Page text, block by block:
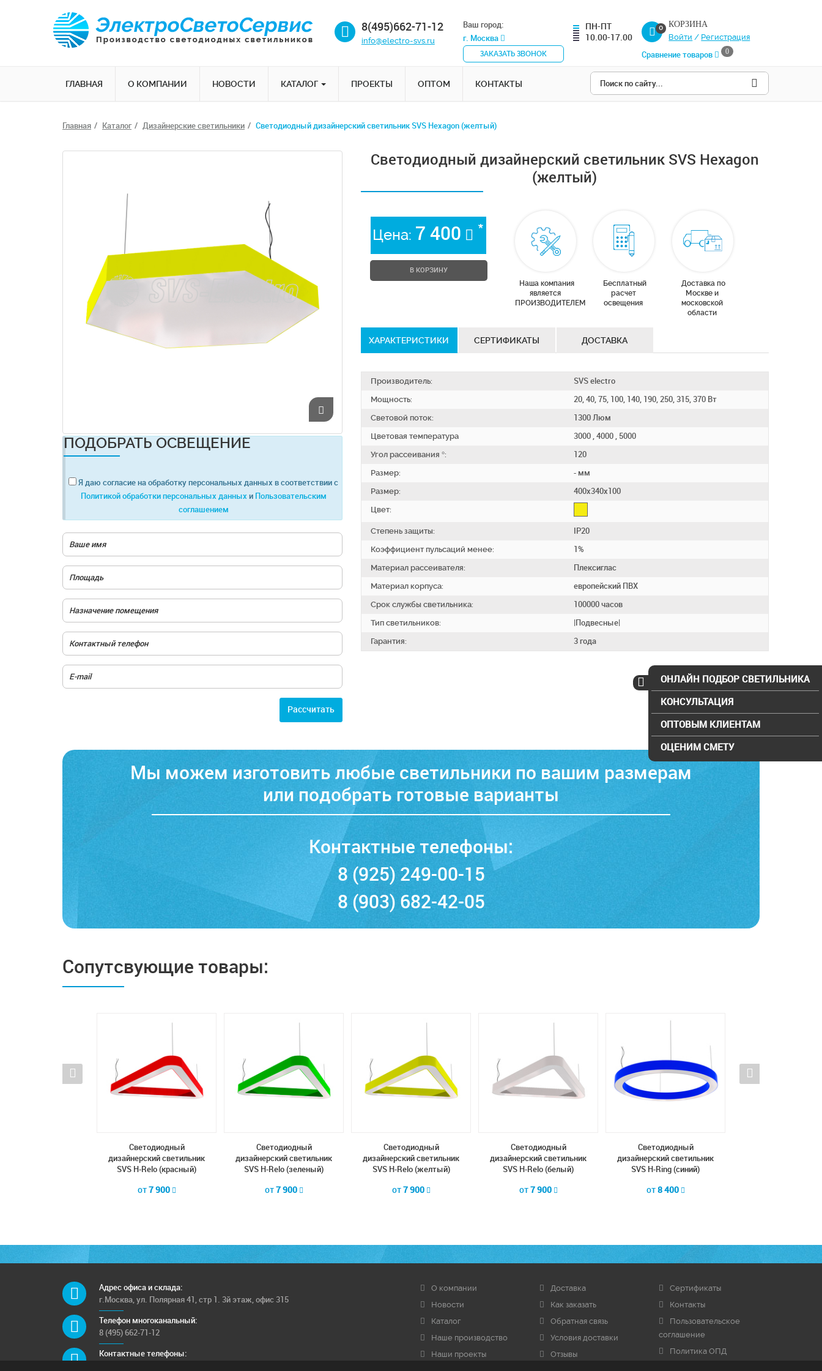
8(495)662-71-12
info@electro-svs.ru
Ваш город:
г. Москва
ЗАКАЗАТЬ ЗВОНОК
ПН-ПТ
10.00-17.00
0
КОРЗИНА
Войти / Регистрация
Сравнение товаров
0
ГЛАВНАЯ О КОМПАНИИ НОВОСТИ КАТАЛОГ ПРОЕКТЫ ОПТОМ КОНТАКТЫ
Главная Каталог Дизайнерские светильники Cветодиодный дизайнерский светильник SVS Hexagon (желтый)
ПОДОБРАТЬ ОСВЕЩЕНИЕ
Я даю согласие на обработку персональных данных в соответствии с
Политикой обработки персональных данных и Пользовательским
соглашением
Расcчитать
Cветодиодный дизайнерский светильник SVS Hexagon
(желтый)
Цена: 7 400 *
В КОРЗИНУ
Наша компания
является
ПРОИЗВОДИТЕЛЕМ
Бесплатный
расчет
освещения
Доставка по
Москве и
московской
области
ХАРАКТЕРИСТИКИ СЕРТИФИКАТЫ ДОСТАВКА
Производитель:
SVS electro
Мощность:
20, 40, 75, 100, 140, 190, 250, 315, 370 Вт
Световой поток:
1300 Люм
Цветовая температура
3000 , 4000 , 5000
Угол рассеивания °:
120
Размер:
- мм
Размер:
400х340х100
Цвет:
Степень защиты:
IP20
Коэффициент пульсаций менее:
1%
Материал рассеивателя:
Плексиглас
Материал корпуса:
европейский ПВХ
Срок службы светильника:
100000 часов
Тип светильников:
|Подвесные|
Гарантия:
3 года
Мы можем изготовить любые светильники по вашим размерам
или подобрать готовые варианты
Контактные телефоны:
8 (925) 249-00-15
8 (903) 682-42-05
Сопутсвующие товары:
Cветодиодный
дизайнерский светильник
SVS H-Relo (красный)
от7 900
Cветодиодный
дизайнерский светильник
SVS H-Relo (зеленый)
от7 900
Cветодиодный
дизайнерский светильник
SVS H-Relo (желтый)
от7 900
Cветодиодный
дизайнерский светильник
SVS H-Relo (белый)
от7 900
Cветодиодный
дизайнерский светильник
SVS H-Ring (синий)
от8 400
Адрес офиса и склада:
г.Москва, ул. Полярная 41, стр 1. 3й этаж, офис 315
Телефон многоканальный:
8 (495) 662-71-12
Контактные телефоны:
О компании
Новости
Каталог
Наше производство
Наши проекты
Доставка
Как заказать
Обратная связь
Условия доставки
Отзывы
Сертификаты
Контакты
Пользовательское
соглашение
Политика ОПД
ОНЛАЙН ПОДБОР СВЕТИЛЬНИКА
КОНСУЛЬТАЦИЯ
ОПТОВЫМ КЛИЕНТАМ
ОЦЕНИМ СМЕТУ